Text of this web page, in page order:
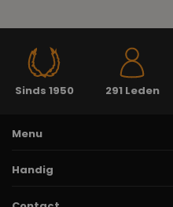
Sinds 1950 291 Leden
Menu
Handig